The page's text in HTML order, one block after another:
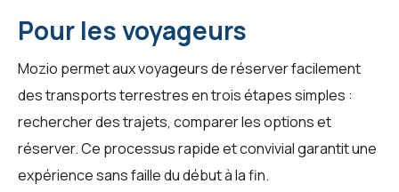
Pour les voyageurs
Mozio permet aux voyageurs de réserver facilement
des transports terrestres en trois étapes simples :
rechercher des trajets, comparer les options et
réserver. Ce processus rapide et convivial garantit une
expérience sans faille du début à la fin.